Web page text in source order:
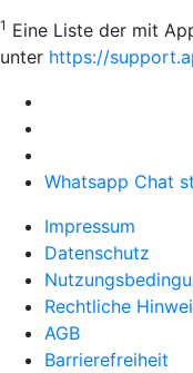
1 Eine Liste der mit
unter https://
Whatsapp Chat
Impressum
Datenschutz
Rechtliche
AGB
Barrierefreiheit